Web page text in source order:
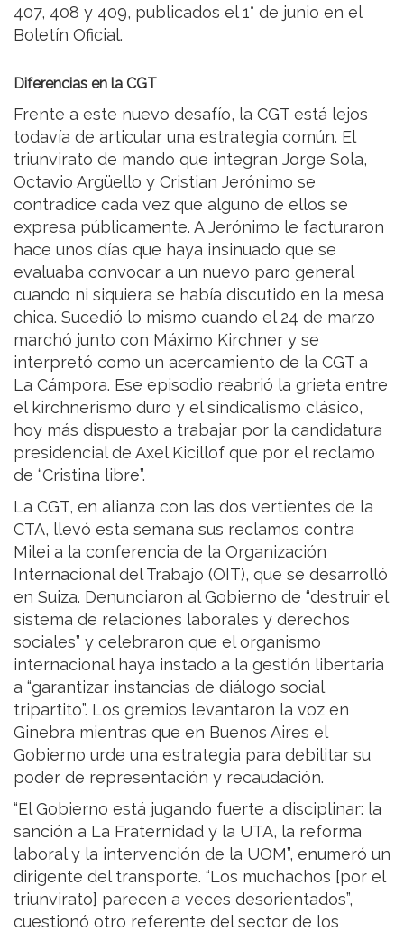
407, 408 y 409, publicados el 1° de junio en el
Boletín Oficial.
Diferencias en la CGT
Frente a este nuevo desafío, la CGT está lejos
todavía de articular una estrategia común. El
triunvirato de mando que integran Jorge Sola,
Octavio Argüello y Cristian Jerónimo se
contradice cada vez que alguno de ellos se
expresa públicamente. A Jerónimo le facturaron
hace unos días que haya insinuado que se
evaluaba convocar a un nuevo paro general
cuando ni siquiera se había discutido en la mesa
chica. Sucedió lo mismo cuando el 24 de marzo
marchó junto con Máximo Kirchner y se
interpretó como un acercamiento de la CGT a
La Cámpora. Ese episodio reabrió la grieta entre
el kirchnerismo duro y el sindicalismo clásico,
hoy más dispuesto a trabajar por la candidatura
presidencial de Axel Kicillof que por el reclamo
de “Cristina libre”.
La CGT, en alianza con las dos vertientes de la
CTA, llevó esta semana sus reclamos contra
Milei a la conferencia de la Organización
Internacional del Trabajo (OIT), que se desarrolló
en Suiza. Denunciaron al Gobierno de “destruir el
sistema de relaciones laborales y derechos
sociales” y celebraron que el organismo
internacional haya instado a la gestión libertaria
a “garantizar instancias de diálogo social
tripartito”. Los gremios levantaron la voz en
Ginebra mientras que en Buenos Aires el
Gobierno urde una estrategia para debilitar su
poder de representación y recaudación.
“El Gobierno está jugando fuerte a disciplinar: la
sanción a La Fraternidad y la UTA, la reforma
laboral y la intervención de la UOM”, enumeró un
dirigente del transporte. “Los muchachos [por el
triunvirato] parecen a veces desorientados”,
cuestionó otro referente del sector de los